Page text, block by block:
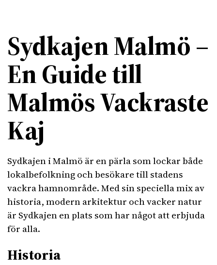
Sydkajen Malmö –
En Guide till
Malmös Vackraste
Kaj
Sydkajen i Malmö är en pärla som lockar både
lokalbefolkning och besökare till stadens
vackra hamnområde. Med sin speciella mix av
historia, modern arkitektur och vacker natur
är Sydkajen en plats som har något att erbjuda
för alla.
Historia